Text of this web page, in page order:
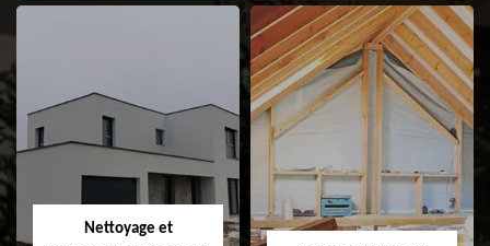
Pose et
changement de
fenêtre de toit et
Velux 31
Nettoyage et pose
Nettoyage et